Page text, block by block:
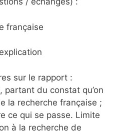
française
sur le rapport :
partant du constat qu’on
la recherche française ;
ce qui se passe. Limite
à la recherche de